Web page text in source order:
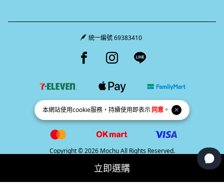
本網站使用cookie服務，持續使用即表示同意 。
立即選購
統一編號 69383410
Facebook page
Instagram page
Line page
Copyright © 2026 Mochu All Rights Reserved.